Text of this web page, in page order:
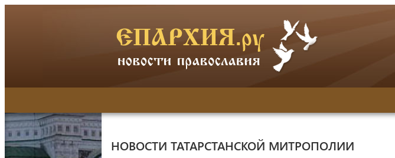
НОВОСТИ ТАТАРСТАНСКОЙ МИТРОПОЛИИ